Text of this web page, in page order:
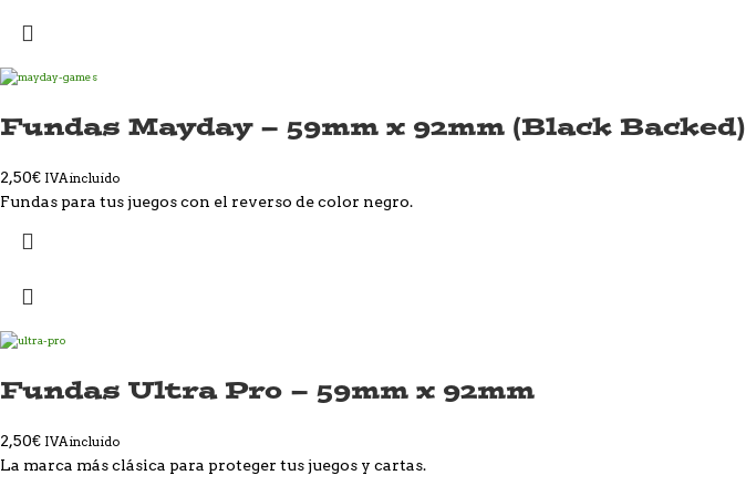
Fundas Mayday – 59mm x 92mm (Black Backed)
2,50€ IVA incluido
Fundas para tus juegos con el reverso de color negro.
Fundas Ultra Pro – 59mm x 92mm
2,50€ IVA incluido
La marca más clásica para proteger tus juegos y cartas.